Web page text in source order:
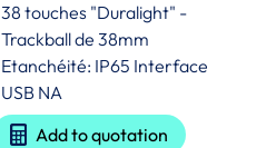
38 touches "Duralight" -
Trackball de 38mm
Etanchéité: IP65 Interface
USB NA
Add to quotation